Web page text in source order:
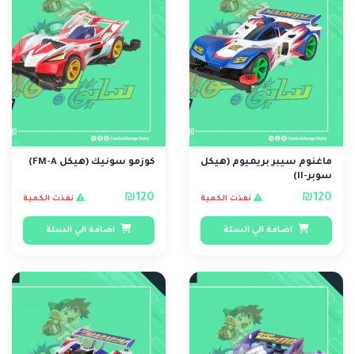
ماغنوم سيبر بريميوم (هيكل
سوبر-II)
₪120 نفذت الكمية
اضافة الي السلة
كوزمو سونيك (هيكل FM-A)
₪120 نفذت الكمية
اضافة الي السلة